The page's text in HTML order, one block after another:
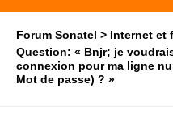
Forum Sonatel
Internet et
Question: « Bnjr; je
connexion pour ma ligne
Mot de passe) ? »